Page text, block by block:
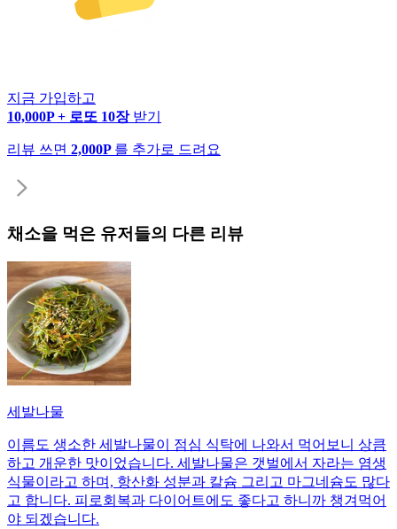
지금 가입하고
10,000P + 로또 10장 받기
리뷰 쓰면 2,000P 를 추가로 드려요
채소을 먹은 유저들의 다른 리뷰
세발나물
이름도 생소한 세발나물이 점심 식탁에 나와서 먹어보니 상큼
하고 개운한 맛이었습니다. 세발나물은 갯벌에서 자라는 염생
식물이라고 하며, 항산화 성분과 칼슘 그리고 마그네슘도 많다
고 합니다. 피로회복과 다이어트에도 좋다고 하니까 챙겨먹어
야 되겠습니다.